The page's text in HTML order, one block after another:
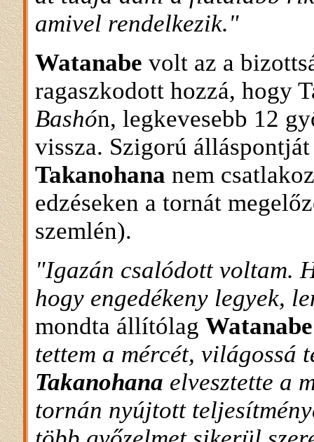
amivel rendelkezik."
Watanabe volt az a
ragaszkodott hozzá, hogy
Bashón, legkevesebb 12
vissza. Szigorú
Takanohana nem
edzéseken a tornát
szemlén).
"Igazán csalódott voltam.
hogy engedékeny legyek,
mondta állítólag Watanabe
tettem a mércét, világossá
Takanohana elvesztette a
tornán nyújtott